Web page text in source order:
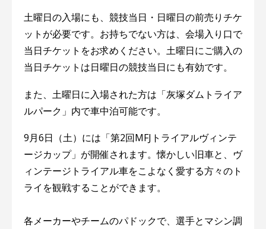
土曜日の入場にも、競技当日・日曜日の前売りチケ
ットが必要です。お持ちでない方は、会場入り口で
当日チケットをお求めください。土曜日にご購入の
当日チケットは日曜日の競技当日にも有効です。
また、土曜日に入場された方は「灰塚ダムトライア
ルパーク」内で車中泊可能です。
9月6日（土）には「第2回MFJトライアルヴィンテ
ージカップ」が開催されます。懐かしい旧車と、ヴ
ィンテージトライアル車をこよなく愛する方々のト
ライを観戦することができます。
各メーカーやチームのパドックで、選手とマシン調